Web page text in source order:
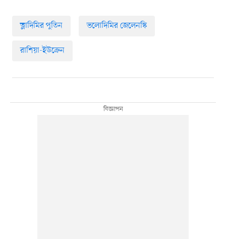
ভ্লাদিমির পুতিন ভলোদিমির জেলেনস্কি
রাশিয়া-ইউক্রেন